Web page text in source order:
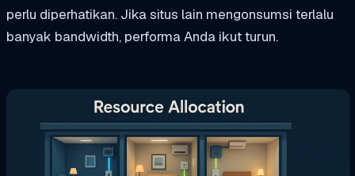
perlu diperhatikan. Jika situs lain mengonsumsi terlalu
banyak bandwidth, performa Anda ikut turun.